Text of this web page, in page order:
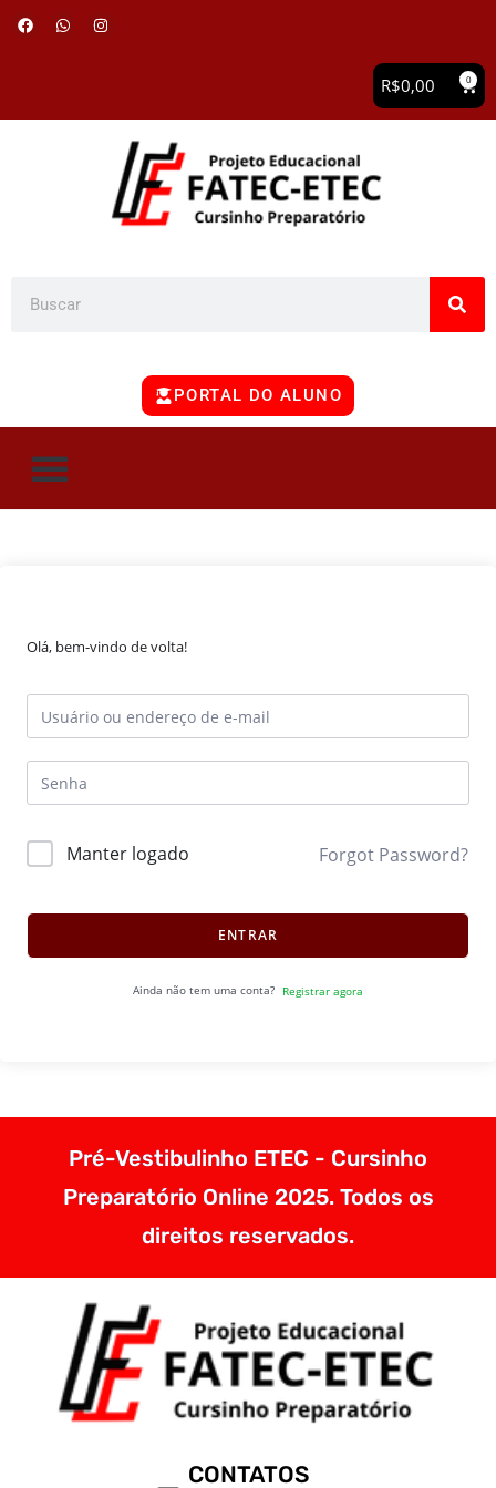
R$0,00 0
PORTAL DO ALUNO
Olá, bem-vindo de volta!
Manter logado Forgot Password?
ENTRAR
Ainda não tem uma conta? Registrar agora
Pré-Vestibulinho ETEC - Cursinho
Preparatório Online 2025. Todos os
direitos reservados.
CONTATOS